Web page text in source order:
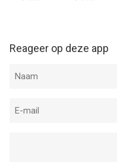
Reageer op deze app